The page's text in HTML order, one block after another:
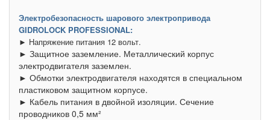
Электробезопасность шарового электропривода
GIDROLOCK PROFESSIONAL:
► Напряжение питания 12 вольт.
► Защитное заземление. Металлический корпус
электродвигателя заземлен.
► Обмотки электродвигателя находятся в специальном
пластиковом защитном корпусе.
► Кабель питания в двойной изоляции. Сечение
проводников 0,5 мм²